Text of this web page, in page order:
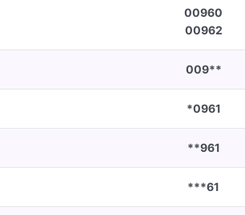
00960
00962
009**
*0961
**961
***61